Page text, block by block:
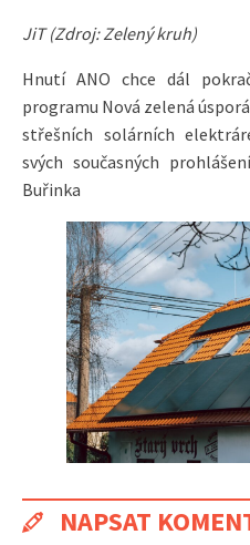
JiT (Zdroj: Zelený kruh)
Hnutí ANO chce dál
programu Nová zelená
střešních solárních
svých současných
Buřinka
NAPSAT